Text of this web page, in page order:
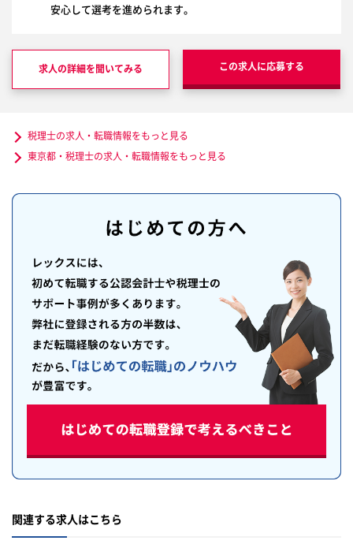
安心して選考を進められます。
求人の詳細を聞いてみる この求人に応募する
税理士の求人・転職情報をもっと見る
東京都・税理士の求人・転職情報をもっと見る
関連する求人はこちら